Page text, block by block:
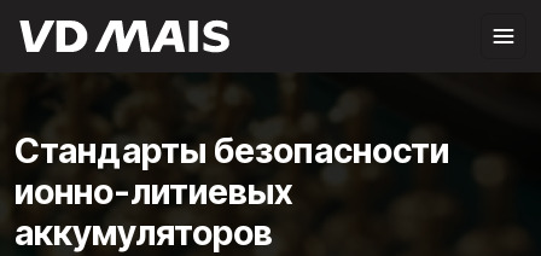
Стандарты безопасности
ионно-литиевых
аккумуляторов